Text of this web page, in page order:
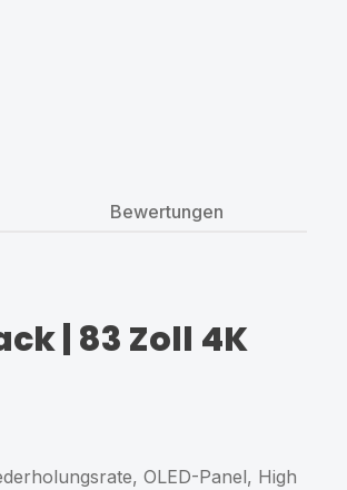
Bewertungen
| 83 Zoll 4K
OLED-Panel, High